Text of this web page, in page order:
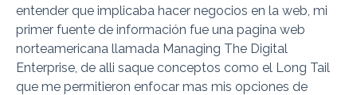
entender que implicaba hacer negocios en la web, mi
primer fuente de información fue una pagina web
norteamericana llamada Managing The Digital
Enterprise, de alli saque conceptos como el Long Tail
que me permitieron enfocar mas mis opciones de